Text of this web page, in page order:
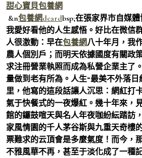
甜心寶貝包養網
&n包養網dcardbsp;在張家界市自媒
我愛好看他的人生感悟。好比在微信
人很激動：早在包養網八十年月，我
農人個別戶；而明天依據國度有關政
求注冊營業執照而成為私營企業主了
量做到老有所為。人生“最美不外落日
里，他寫的這段話讓人沉思：網紅打
氣于快餐式的一夜爆紅。幾十年來，
館的鑼鼓喧天與名人年夜咖紛紜踏訪
家風情園的千人茅谷斯與九重天奇樓
票難求的云頂會是多麼氣度！而今，
不雅風華不再，甚至于淡化成了一種